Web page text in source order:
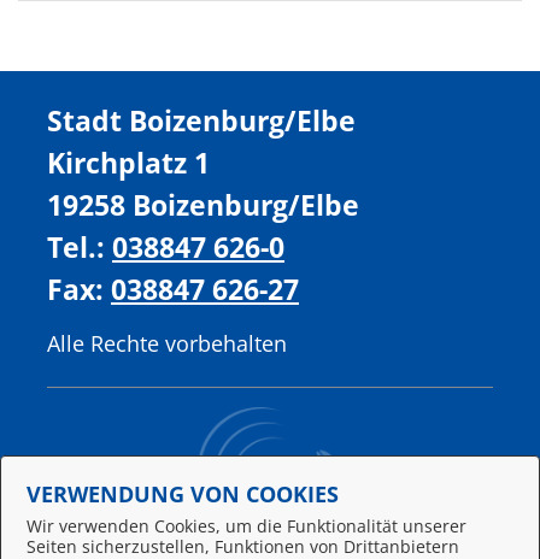
Behördennummer 115
Stadt Boizenburg/Elbe
Kirchplatz 1
19258 Boizenburg/Elbe
Tel.: 038847 626-0
Fax: 038847 626-27
Alle Rechte vorbehalten
VERWENDUNG VON COOKIES
Wir verwenden Cookies, um die Funktionalität unserer
Seiten sicherzustellen, Funktionen von Drittanbietern